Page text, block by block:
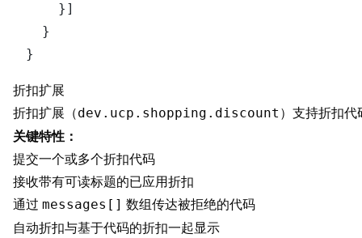
} ]
}
}
折扣扩展
折扣扩展（dev.ucp.shopping.discount ）支持折扣
关键特性：
提交一个或多个折扣代码
接收带有可读标题的已应用折扣
通过 messages[] 数组传达被拒绝的代码
自动折扣与基于代码的折扣一起显示